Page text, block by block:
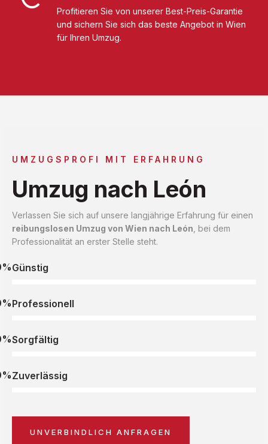
Profitieren Sie von unserer Best-Preis-Garantie
und sichern Sie sich das beste Angebot in Wien
für Ihren Umzug.
UMZUGSPROFI MIT ERFAHRUNG
Umzug nach León
Verlassen Sie sich auf unsere langjährige Erfahrung für einen
reibungslosen Umzug von Wien nach León , bei dem
Professionalität an erster Stelle steht.
Günstig
Professionell
Sorgfältig
Zuverlässig
UNVERBINDLICH ANFRAGEN